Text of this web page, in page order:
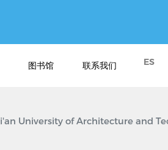
图书馆 联系我们 ES
University of Architecture and